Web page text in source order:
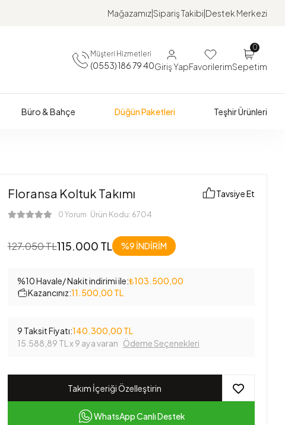
MağazamızSipariş Takibi Destek Merkezi
Müşteri Hizmetleri
(0553) 186 79 40Giriş YapFavorilerim
0
Sepetim
Büro & Bahçe Düğün Paketleri Teşhir Ürünleri
Floransa Koltuk Takımı
0 Yorum Ürün Kodu: 6704
Tavsiye Et
127.050 TL115.000 TL %9 İNDİRİM
%10 Havale/ Nakit indirimi ile:₺103.500,00
Kazancınız:11.500,00 TL
9 Taksit Fiyatı:140.300,00 TL
15.588,89 TL x 9 aya varan Ödeme Seçenekleri
Takım İçeriği Özelleştirin
WhatsApp Canlı Destek